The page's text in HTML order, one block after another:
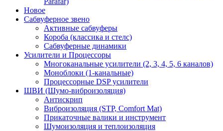
Новое
Сабвуферное звено
Активные сабвуферы
Короба (классика и стелс)
Сабвуферные динамики
Усилители и Процессоры
Многоканальные усилители (2, 3, 4, 5, 6 каналов)
Моноблоки (1-канальные)
Процессорные DSP усилители
ШВИ (Шумо-виброизоляция)
Антискрип
Виброизоляция (STP, Comfort Mat)
Прикаточные валики и инструмент
Шумоизоляция и теплоизоляция